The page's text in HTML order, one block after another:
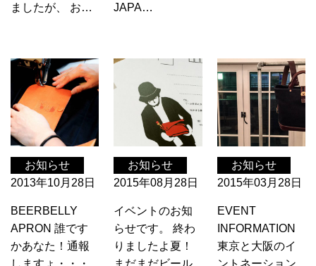
ましたが、 お…
JAPA…
お知らせ
2013年10月28日
BEERBELLY
APRON 誰です
かあなた！通報
お知らせ
2015年08月28日
イベントのお知
らせです。 終わ
りましたよ夏！
お知らせ
2015年03月28日
EVENT
INFORMATION
東京と大阪のイ